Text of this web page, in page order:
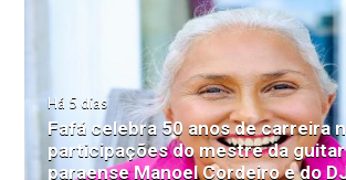
Há 5 dias
Fafá celebra 50 anos de carreira
participações do mestre da
paraense Manoel Cordeiro e do